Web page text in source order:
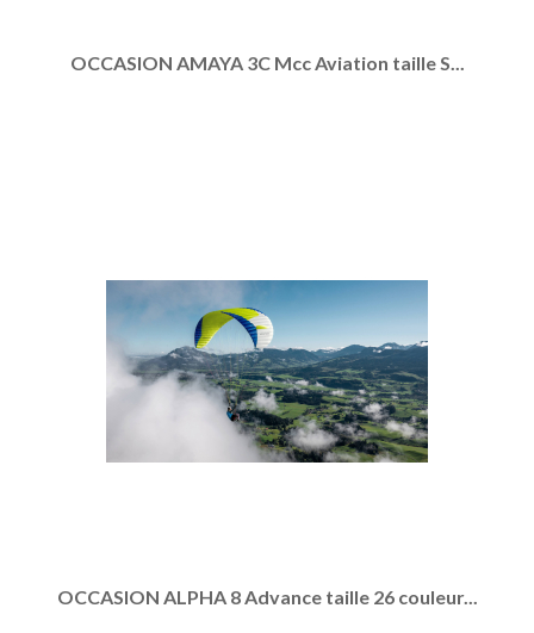
OCCASION AMAYA 3C Mcc Aviation taille S...
OCCASION ALPHA 8 Advance taille 26 couleur...